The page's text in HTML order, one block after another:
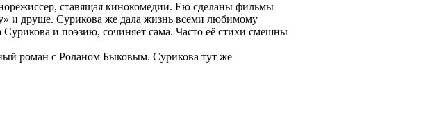
ставящая кинокомедии. Ею сделаны фильмы
и друше. Сурикова же дала жизнь всеми любимому
и поэзию, сочиняет сама. Часто её стихи смешны
роман с Роланом Быковым. Сурикова тут же